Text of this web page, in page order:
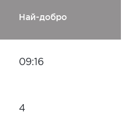
Най-добро
09:16
4